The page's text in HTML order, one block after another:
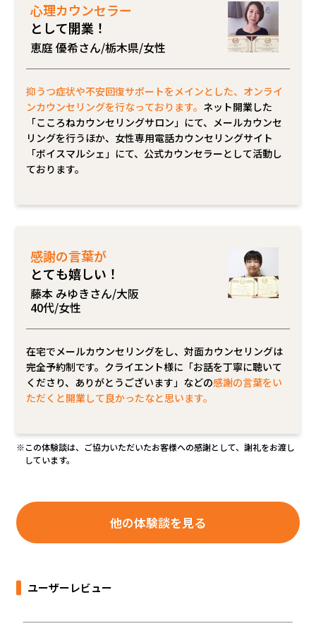
心理カウンセラー
として開業！
恵庭 優希さん/栃木県/女性
抑うつ症状や不安回復サポートをメインとした、オンライ
ンカウンセリングを行なっております。 ネット開業した
「こころねカウンセリングサロン」にて、メールカウンセ
リングを行うほか、女性専用電話カウンセリングサイト
「ボイスマルシェ」にて、公式カウンセラーとして活動し
ております。
感謝の言葉が
とても嬉しい！
藤本 みゆきさん/大阪
40代/女性
在宅でメールカウンセリングをし、対面カウンセリングは
完全予約制です。クライエント様に「お話を丁寧に聴いて
くださり、ありがとうございます」などの感謝の言葉をい
ただくと開業して良かったなと思います。
※この体験談は、ご協力いただいたお客様への感謝として、謝礼をお渡し
しています。
他の体験談を見る
ユーザーレビュー